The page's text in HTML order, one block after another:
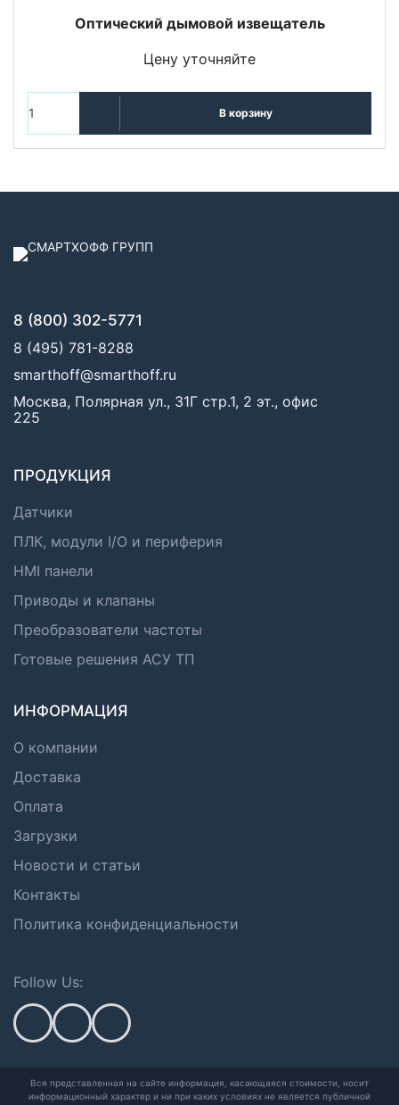
Оптический дымовой извещатель
Цену уточняйте
В корзину
8 (800) 302-5771
8 (495) 781-8288
smarthoff@smarthoff.ru
Москва, Полярная ул., 31Г стр.1, 2 эт., офис
225
ПРОДУКЦИЯ
Датчики
ПЛК, модули I/O и периферия
HMI панели
Приводы и клапаны
Преобразователи частоты
Готовые решения АСУ ТП
ИНФОРМАЦИЯ
О компании
Доставка
Оплата
Загрузки
Новости и статьи
Контакты
Политика конфиденциальности
Follow Us:
Вся представленная на сайте информация, касающаяся стоимости, носит
информационный характер и ни при каких условиях не является публичной